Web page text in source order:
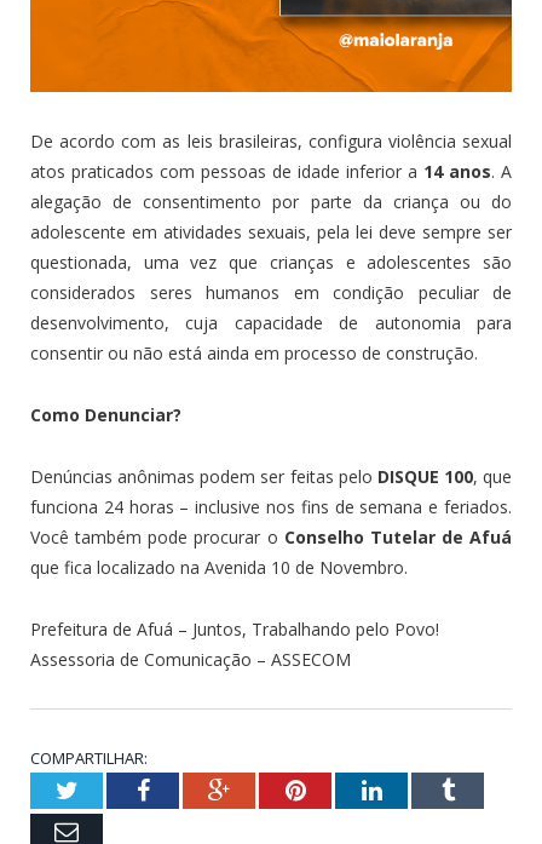
De acordo com as leis brasileiras, configura violência sexual
atos praticados com pessoas de idade inferior a 14 anos. A
alegação de consentimento por parte da criança ou do
adolescente em atividades sexuais, pela lei deve sempre ser
questionada, uma vez que crianças e adolescentes são
considerados seres humanos em condição peculiar de
desenvolvimento, cuja capacidade de autonomia para
consentir ou não está ainda em processo de construção.
Como Denunciar?
Denúncias anônimas podem ser feitas pelo DISQUE 100, que
funciona 24 horas – inclusive nos fins de semana e feriados.
Você também pode procurar o Conselho Tutelar de Afuá
que fica localizado na Avenida 10 de Novembro.
Prefeitura de Afuá – Juntos, Trabalhando pelo Povo!
Assessoria de Comunicação – ASSECOM
COMPARTILHAR:
TwitterFacebookGoogle+PinterestLinkedInTumblr
Email